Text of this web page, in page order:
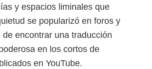
y espacios liminales que
se popularizó en foros y
de encontrar una traducción
en los cortos de
en YouTube.